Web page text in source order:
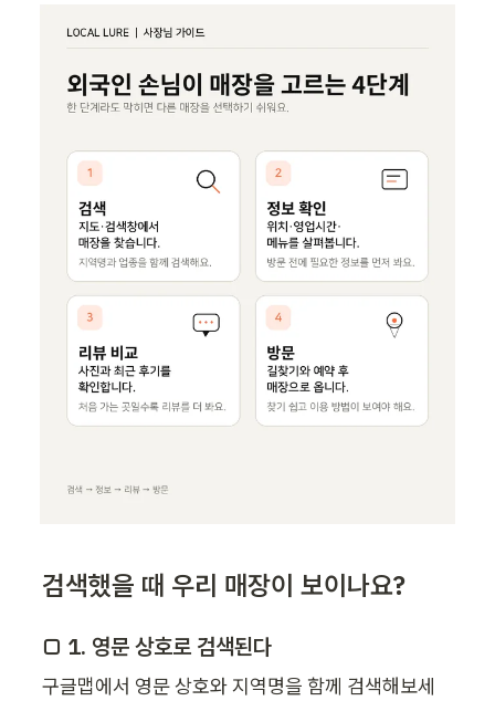
검색했을 때 우리 매장이 보이나요?
□ 1. 영문 상호로 검색된다
구글맵에서 영문 상호와 지역명을 함께 검색해보세